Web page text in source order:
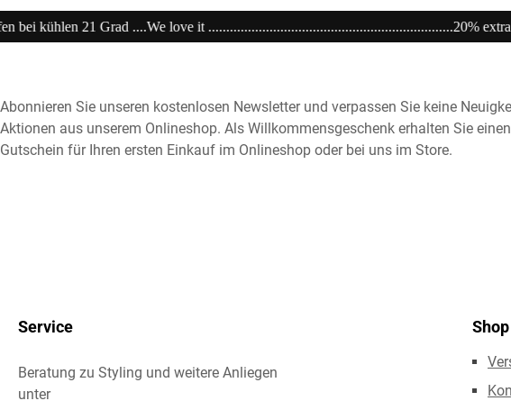
extra auf Sale .........Code:
Abonnieren Sie unseren kostenlosen Newsletter und verpassen Sie keine
Aktionen aus unserem Onlineshop. Als Willkommensgeschenk erhalten Sie
Gutschein für Ihren ersten Einkauf im Onlineshop oder bei uns im Store.
Service
Beratung zu Styling und weitere Anliegen
unter